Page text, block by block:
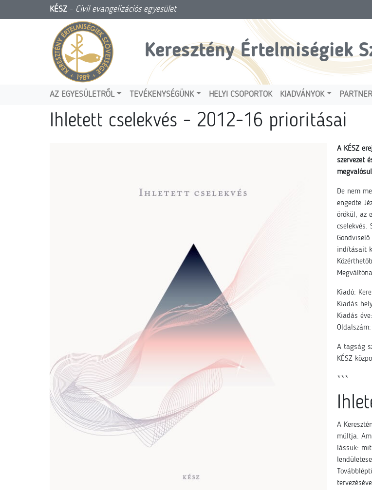
KÉSZ - Civil evangelizációs egyesület
Keresztény Értelmiségiek
AZ EGYESÜLETRŐL TEVÉKENYSÉGÜNK HELYI CSOPORTOK KIADVÁNYOK
Ihletett cselekvés - 2012-16 prioritásai
A KÉSZ
szervezet
De nem
engedte
örökül, az
cselekvés.
indításait
Kiadó:
Kiadás
Kiadás
A tagság
KÉSZ
***
A
múltja.
lássuk: